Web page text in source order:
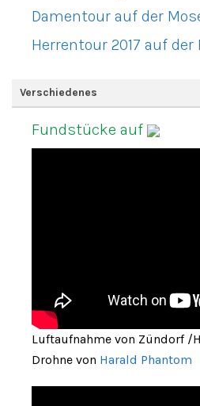
Damentour auf der
Herrentour 2017 auf der
Verschiedenes
Fundstücke auf
Luftaufnahme von Zündorf /
Drohne von Harald Phantom